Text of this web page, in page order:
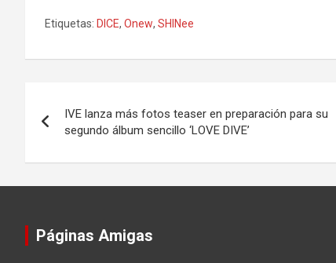
Etiquetas: DICE, Onew, SHINee
de
entradas
IVE lanza más fotos teaser en preparación para su
segundo álbum sencillo ‘LOVE DIVE’
Páginas Amigas